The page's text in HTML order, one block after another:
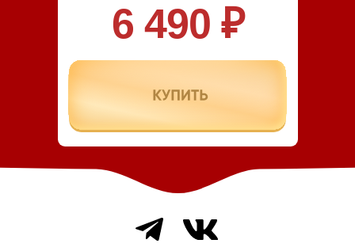
6 490 ₽